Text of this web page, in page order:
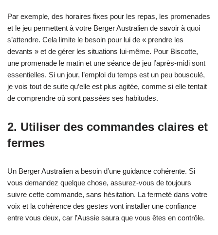
Par exemple, des horaires fixes pour les repas, les promenades
et le jeu permettent à votre Berger Australien de savoir à quoi
s’attendre. Cela limite le besoin pour lui de « prendre les
devants » et de gérer les situations lui-même. Pour Biscotte,
une promenade le matin et une séance de jeu l’après-midi sont
essentielles. Si un jour, l’emploi du temps est un peu bousculé,
je vois tout de suite qu’elle est plus agitée, comme si elle tentait
de comprendre où sont passées ses habitudes.
2. Utiliser des commandes claires et
fermes
Un Berger Australien a besoin d’une guidance cohérente. Si
vous demandez quelque chose, assurez-vous de toujours
suivre cette commande, sans hésitation. La fermeté dans votre
voix et la cohérence des gestes vont installer une confiance
entre vous deux, car l’Aussie saura que vous êtes en contrôle.